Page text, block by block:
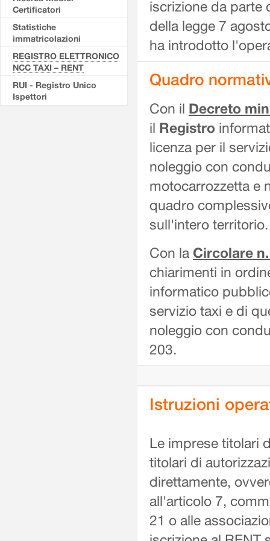
Certificatori
Statistiche
immatricolazioni
REGISTRO ELETTRONICO
NCC TAXI – RENT
RUI - Registro Unico
Ispettori
iscrizione da parte
della legge 7
ha introdotto
Quadro
Con il Decreto
il Registro
licenza per il
noleggio con
motocarrozzetta e
quadro
sull'intero territorio.
Con la Circolare
chiarimenti in
informatico
servizio taxi e di
noleggio con
203.
Istruzioni
Le imprese titolari
titolari di
direttamente,
all'articolo 7,
21 o alle